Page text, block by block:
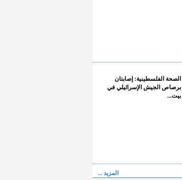
الصحة الفلسطينية: إصابتان
برصاص الجيش الإسرائيلي في
بيت...
المزيد ...